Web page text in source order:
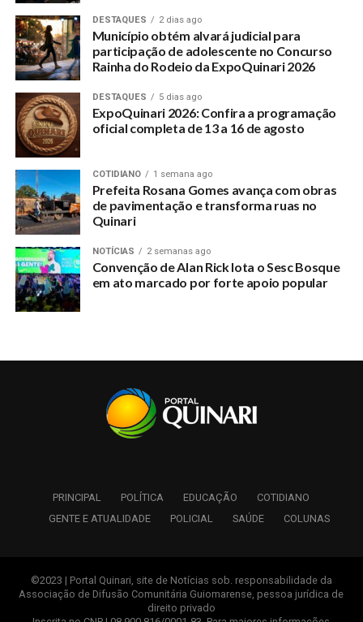
A organização da entrega segue uma triagem feita pela
equipe da Secretaria, que além do alimento presta
orientações sociais para as famílias assistidas com os
benéficos.
Durante a pandemia, a Secretaria de Assistência Social
seguiu trabalhando conforme as orientações da Prefeita e
tem atuado prestando assistência à população tem sofrido
neste período.
RELATED TOPICS:
UP NEXT
Candidata ao Sinteac pela chapa 1, concede entrevista
classificam como inimigo da educação
DESTAQUES 2 dias ago
Município obtém alvará judicial para
participação de adolescente no Concurso
Rainha do Rodeio da ExpoQuinari 2026
DESTAQUES 5 dias ago
ExpoQuinari 2026: Confira a programação
oficial completa de 13 a 16 de agosto
COTIDIANO 1 semana ago
Prefeita Rosana Gomes avança com obras
de pavimentação e transforma ruas no
Quinari
NOTÍCIAS 2 semanas ago
Convenção de Alan Rick lota o Sesc Bosque
em ato marcado por forte apoio popular
PRINCIPAL POLÍTICA EDUCAÇÃO
COTIDIANO
GENTE E ATUALIDADE
POLICIAL SAÚDE COLUNAS
©2023 | Portal Quinari, site de Notícias sob. responsabilidade da
Associação de Difusão Comunitária Guiomarense, pessoa jurídica de
direito privado